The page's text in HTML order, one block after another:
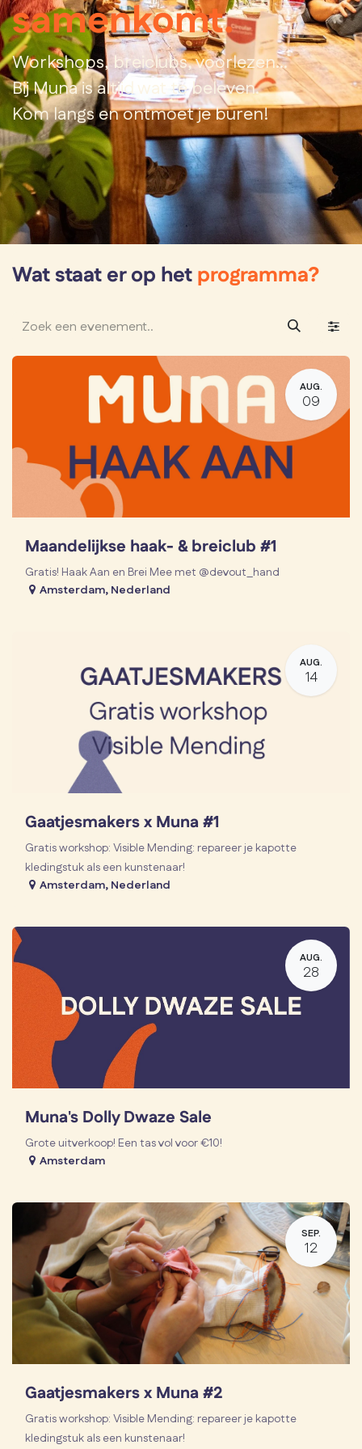
samenkomt.
Workshops, breiclubs, voorlezen...
Bij Muna is altijd wat te beleven.
Kom langs en ontmoet je buren!
Wat staat er op hetprogramma?
AUG.
09
Maandelijkse haak- & breiclub #1
Gratis! Haak Aan en Brei Mee met @devout_hand
Amsterdam, Nederland
AUG.
14
Gaatjesmakers x Muna #1
Gratis workshop: Visible Mending: repareer je kapotte
kledingstuk als een kunstenaar!
Amsterdam, Nederland
AUG.
28
Muna's Dolly Dwaze Sale
Grote uitverkoop! Een tas vol voor €10!
Amsterdam
SEP.
12
Gaatjesmakers x Muna #2
Gratis workshop: Visible Mending: repareer je kapotte
kledingstuk als een kunstenaar!